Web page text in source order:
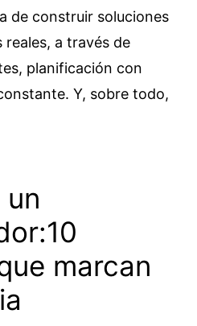
de construir soluciones
reales, a través de
planificación con
Y, sobre todo,
marcan